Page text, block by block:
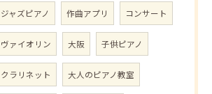
ジャズピアノ 作曲アプリ コンサート
ヴァイオリン 大阪 子供ピアノ
クラリネット 大人のピアノ教室